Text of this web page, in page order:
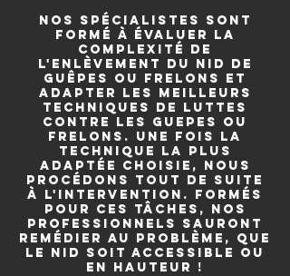
Nos spécialistes sont
formé à évaluer la
complexité de
l'enlèvement du nid de
guêpes ou frelons et
adapter les meilleurs
techniques de luttes
contre les guepes ou
frelons. Une fois la
technique la plus
adaptée choisie, nous
procédons tout de suite
à l'intervention. Formés
pour ces tâches, nos
professionnels sauront
remédier au problème, que
le nid soit accessible ou
en hauteur !